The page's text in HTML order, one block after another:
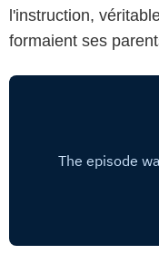
l'instruction,
formaient ses